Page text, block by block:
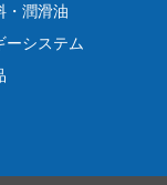
・潤滑油
ーシステム